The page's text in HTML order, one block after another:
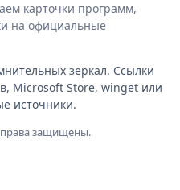
карточки программ,
на официальные
зеркал. Ссылки
Microsoft Store, winget или
источники.
права защищены.